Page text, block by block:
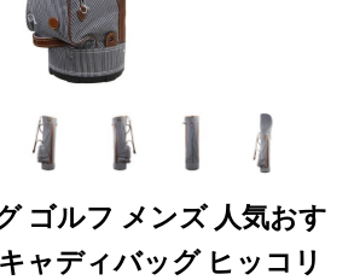
ゴルフ メンズ 人気おす
ャディバッグ ヒッコリ